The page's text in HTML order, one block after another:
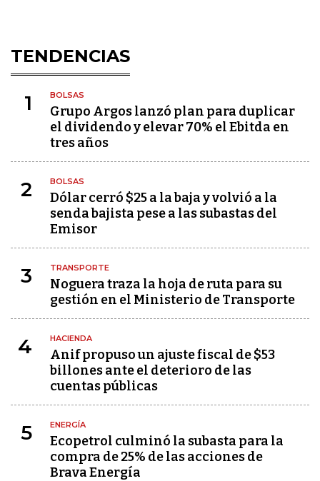
TENDENCIAS
1 BOLSAS
Grupo Argos lanzó plan para duplicar
el dividendo y elevar 70% el Ebitda en
tres años
2 BOLSAS
Dólar cerró $25 a la baja y volvió a la
senda bajista pese a las subastas del
Emisor
3 TRANSPORTE
Noguera traza la hoja de ruta para su
gestión en el Ministerio de Transporte
4 HACIENDA
Anif propuso un ajuste fiscal de $53
billones ante el deterioro de las
cuentas públicas
5 ENERGÍA
Ecopetrol culminó la subasta para la
compra de 25% de las acciones de
Brava Energía